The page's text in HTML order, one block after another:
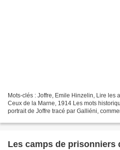
Mots-clés : Joffre, Emile Hinzelin, Lire les
Ceux de la Marne, 1914 Les mots
portrait de Joffre tracé par Galliéni,
Les camps de prisonniers